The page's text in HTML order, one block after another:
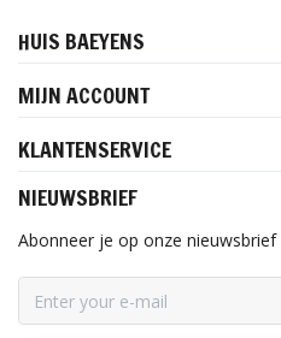
HUIS BAEYENS
MIJN ACCOUNT
KLANTENSERVICE
NIEUWSBRIEF
Abonneer je op onze